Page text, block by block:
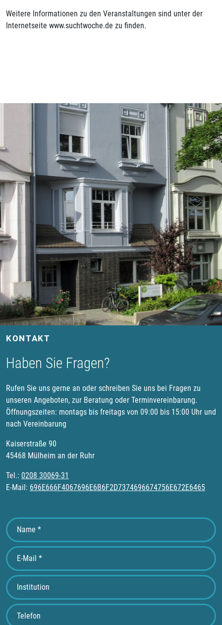
Weitere Informationen zu den Veranstaltungen sind unter der
Internetseite www.suchtwoche.de zu finden.
KONTAKT
Haben Sie Fragen?
Rufen Sie uns gerne an oder schreiben Sie uns bei Fragen zu
unseren Angeboten, zur Beratung oder Terminvereinbarung.
Öffnungszeiten: montags bis freitags von 09:00 bis 15:00 Uhr und
nach Vereinbarung
Kaiserstraße 90
45468 Mülheim an der Ruhr
Tel.: 0208 30069-31
E-Mail: 696E666F4067696E6B6F2D7374696674756E672E6465